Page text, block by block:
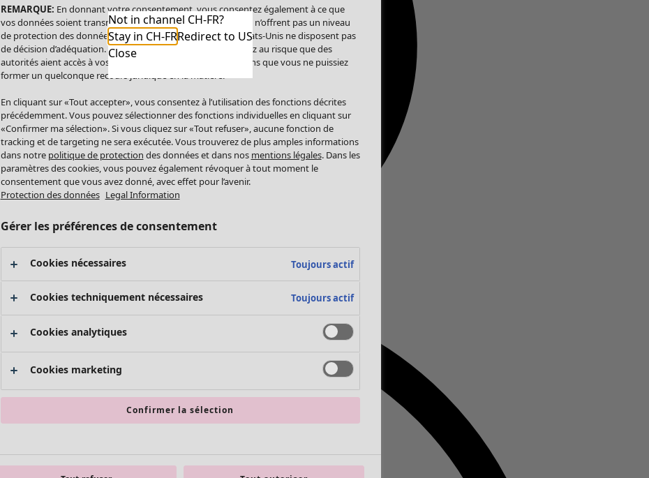
Not in channel CH-FR?
Stay in CH-FRRedirect to US
Close
REMARQUE: En donnant votre consentement, vous consentez également à ce que
vos données soient transmises aux États-Unis. Les États-Unis n’offrent pas un niveau
de protection des données comparable à celui de l’UE. Les États-Unis ne disposent pas
de décision d’adéquation. Par conséquent, vous vous exposez au risque que des
autorités aient accès à vos données à caractère personnel sans que vous ne puissiez
former un quelconque recours juridique en la matière.
En cliquant sur «Tout accepter», vous consentez à l’utilisation des fonctions décrites
précédemment. Vous pouvez sélectionner des fonctions individuelles en cliquant sur
«Confirmer ma sélection». Si vous cliquez sur «Tout refuser», aucune fonction de
tracking et de targeting ne sera exécutée. Vous trouverez de plus amples informations
dans notre politique de protection des données et dans nos mentions légales. Dans les
paramètres des cookies, vous pouvez également révoquer à tout moment le
consentement que vous avez donné, avec effet pour l’avenir.
Protection des données Legal Information
Gérer les préférences de consentement
Cookies nécessaires Toujours actif
Cookies techniquement nécessaires Toujours actif
Cookies analytiques
Cookies marketing
Confirmer la sélection